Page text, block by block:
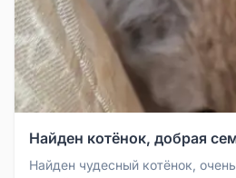
Найден котёнок, добрая
Найден чудесный котёнок,